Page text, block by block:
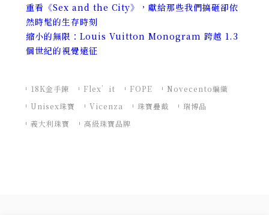
重看《Sex and the City》，獻給那些我們搞砸卻依
然時髦的生存時刻
縮小的無限：Louis Vuitton Monogram 跨越 1.3
個世紀的視覺遠征
18K金手鍊 Flex’it FOPE
Novecento編織
Unisex珠寶
Vicenza 珠寶疊戴
瑞博品
義大利珠寶
高級珠寶品牌